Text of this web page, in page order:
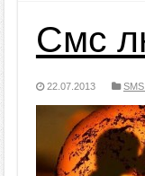
Смс
22.07.2013